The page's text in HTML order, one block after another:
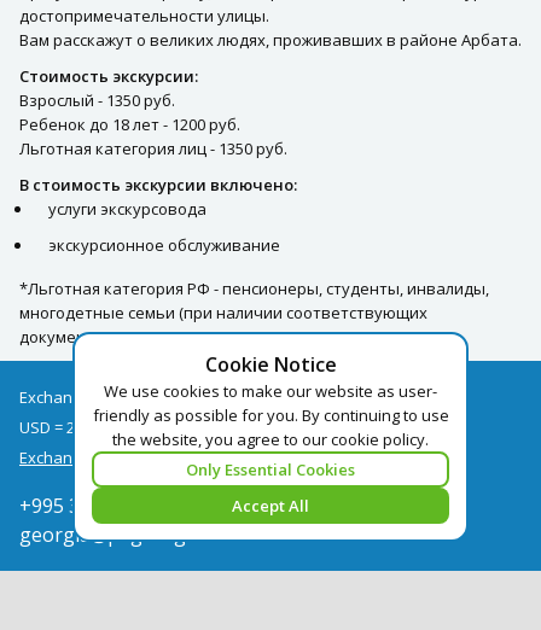
достопримечательности улицы.
Вам расскажут о великих людях, проживавших в районе Арбата.
Стоимость экскурсии:
Взрослый - 1350 руб.
Ребенок до 18 лет - 1200 руб.
Льготная категория лиц - 1350 руб.
В стоимость экскурсии включено:
услуги экскурсовода
экскурсионное обслуживание
*Льготная категория РФ - пенсионеры, студенты, инвалиды,
многодетные семьи (при наличии соответствующих
документов)
Cookie Notice
We use cookies to make our website as user-
friendly as possible for you. By continuing to use
the website, you agree to our cookie policy.
Only Essential Cookies
Accept All
Exchange rates as of 08/08
USD = 2.67
EUR = 3.09
Exchange rate archive
+995 322050666
georgia@pegast.ge